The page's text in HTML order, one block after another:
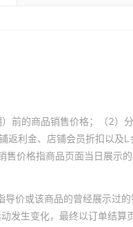
前的商品销售价格；（2
利金、店铺会员折扣以
价格指商品页面当日展示
价或该商品的曾经展示过的
发生变化，最终以订单结算